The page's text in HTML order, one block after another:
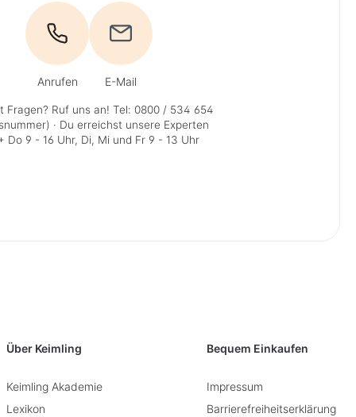
Anrufen E-Mail
Fragen? Ruf uns an! Tel: 0800 / 534 654
· Du erreichst unsere Experten
Do 9 - 16 Uhr, Di, Mi und Fr 9 - 13 Uhr
Über Keimling
Keimling Akademie
Lexikon
Bequem Einkaufen
Impressum
Barrierefreiheitserklärung